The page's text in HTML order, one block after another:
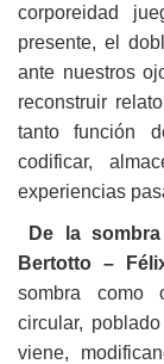
corporeidad
presente, el
ante nuestros
reconstruir
tanto función
codificar,
experiencias
De la
Bertotto –
sombra como
circular,
viene,